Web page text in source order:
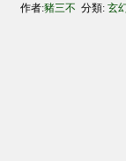
作者:豬三不 分類: 玄